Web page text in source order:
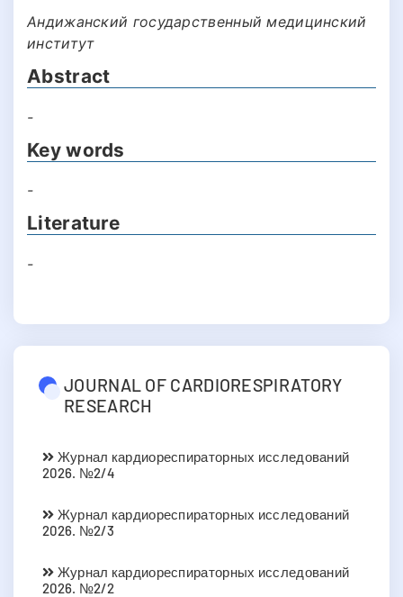
Андижанский государственный медицинский
институт
Abstract
-
Key words
-
Literature
-
JOURNAL OF CARDIORESPIRATORY
RESEARCH
Журнал кардиореспираторных исследований
2026. №2/4
Журнал кардиореспираторных исследований
2026. №2/3
Журнал кардиореспираторных исследований
2026. №2/2